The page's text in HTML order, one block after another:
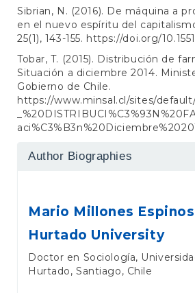
Sibrian, N. (2016). De máquina a
en el nuevo espíritu del
25(1), 143-155. https://doi.org/
Tobar, T. (2015). Distribución de
Situación a diciembre 2014.
Gobierno de Chile.
https://www.minsal.cl/sites/
Author Biographies
Mario Millones
Hurtado University
Doctor en Sociología,
Hurtado, Santiago, Chile